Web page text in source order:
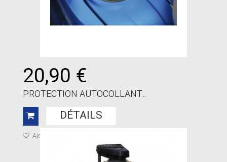
20,90 €
PROTECTION AUTOCOLLANT...
DÉTAILS
Ajouter à ma liste de cadeaux